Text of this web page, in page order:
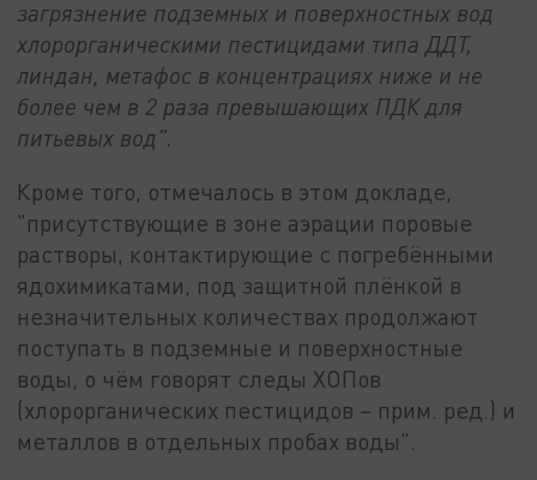
загрязнение подземных и поверхностных вод
хлорорганическими пестицидами типа ДДТ,
линдан, метафос в концентрациях ниже и не
более чем в 2 раза превышающих ПДК для
питьевых вод".
Кроме того, отмечалось в этом докладе,
"присутствующие в зоне аэрации поровые
растворы, контактирующие с погребёнными
ядохимикатами, под защитной плёнкой в
незначительных количествах продолжают
поступать в подземные и поверхностные
воды, о чём говорят следы ХОПов
(хлорорганических пестицидов – прим. ред.) и
металлов в отдельных пробах воды".